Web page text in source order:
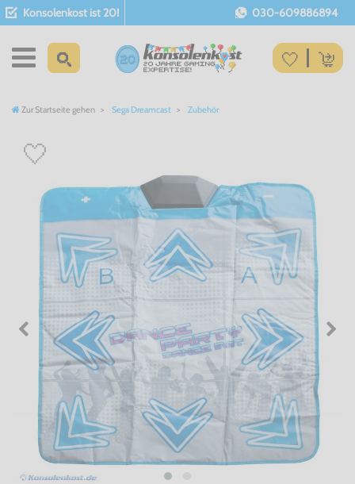
Konsolenkost ist 20! 030-609886894
Zur Startseite gehen Sega Dreamcast Zubehör